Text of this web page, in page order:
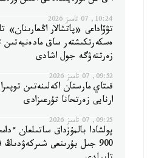
10:24, 07 تامىز 2026
تۋۆاداعى «پاتشالار اڭعارىنان»
ەسكەرتكىشتەر ساق مادەنيەتىن
زەرتتەۋگە جول اشادى
09:52, 07 تامىز 2026
قىتاي مارستان اكەلىنەتىن
ارنايى زەرتحانا تۇرعىزادى
09:25, 07 تامىز 2026
پولشادا بالمۇزداق ساتىلعان
900 جىل بۇرىنعى شىركەۋدىڭ